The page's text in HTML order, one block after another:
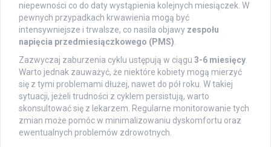
niepewności co do daty wystąpienia kolejnych miesiączek. W
pewnych przypadkach krwawienia mogą być
intensywniejsze i trwalsze, co nasila objawy zespołu
napięcia przedmiesiączkowego (PMS)
Zazwyczaj zaburzenia cyklu ustępują w ciągu 3-6 miesięcy
Warto jednak zauważyć, że niektóre kobiety mogą mierzyć
się z tymi problemami dłużej, nawet do pół roku. W takiej
sytuacji, jeżeli trudności z cyklem persistują, warto
skonsultować się z lekarzem. Regularne monitorowanie tych
zmian może pomóc w minimalizowaniu dyskomfortu oraz
ewentualnych problemów zdrowotnych.